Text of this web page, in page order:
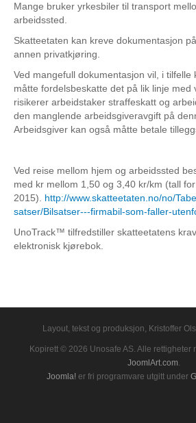
Innlogging
UnoTrack™ - Flåtestyringssiden (Mobile
Lommy Fleet
TrackEye® EU
TrackEye® DK
Mange bruker yrkesbiler til transport
arbeidssted.
Skatteetaten kan kreve dokumentasjon
annen privatkjøring.
Ved mangefull dokumentasjon vil, i tilfelle
måtte fordelsbeskatte det på lik linje med
risikerer arbeidstaker straffeskatt og
den manglende arbeidsgiveravgift på
Arbeidsgiver kan også måtte betale
Ved reise mellom hjem og arbeidssted
med kr mellom 1,50 og 3,40 kr/km (tall for
2015). http://www.skatteetaten.no/no/
satser/Bilsatser---firmabil-som-faller-
UnoTrack™ tilfredstiller skatteetatens
elektronisk kjørebok.
Layout, tekst og produksjon, Kristoffer
Kopirett © 2026 Unosafe AS. Alle rettigheter
JoomlArt.com.
Joomla!er fri programvare utgitt under